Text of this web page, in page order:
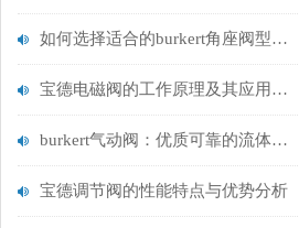
如何选择适合的burkert角座阀型号？
宝德电磁阀的工作原理及其应用领域
burkert气动阀：优质可靠的流体控制解决方案
宝德调节阀的性能特点与优势分析